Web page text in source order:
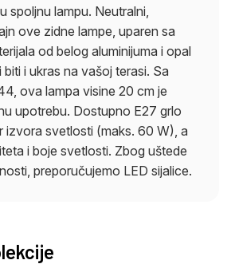
spoljnu lampu. Neutralni,
ove zidne lampe, uparen sa
od belog aluminijuma i opal
i ukras na vašoj terasi. Sa
ova lampa visine 20 cm je
upotrebu. Dostupno E27 grlo
izvora svetlosti (maks. 60 W), a
i boje svetlosti. Zbog uštede
preporučujemo LED sijalice.